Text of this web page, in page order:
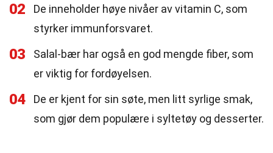
02
De inneholder høye nivåer av vitamin C, som
styrker immunforsvaret.
03
Salal-bær har også en god mengde fiber, som
er viktig for fordøyelsen.
04
De er kjent for sin søte, men litt syrlige smak,
som gjør dem populære i syltetøy og desserter.